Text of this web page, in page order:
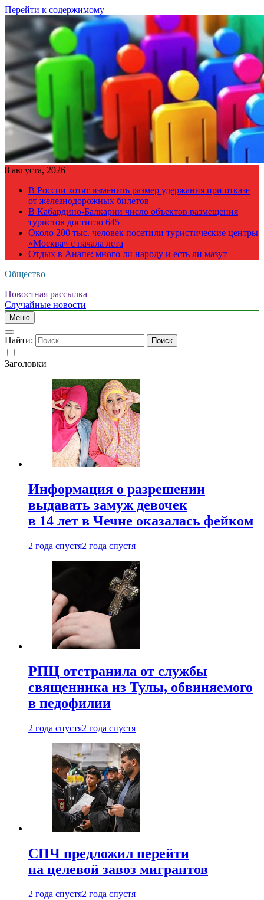
Перейти к содержимому
8 августа, 2026
В России хотят изменить размер удержания при отказе
от железнодорожных билетов
В Кабардино-Балкарии число объектов размещения
туристов достигло 645
Около 200 тыс. человек посетили туристические центры
«Москва» с начала лета
Отдых в Анапе: много ли народу и есть ли мазут
Общество
Новостная рассылка
Случайные новости
Меню
Найти:
Заголовки
Информация о разрешении
выдавать замуж девочек
в 14 лет в Чечне оказалась фейком
2 года спустя2 года спустя
РПЦ отстранила от службы
священника из Тулы, обвиняемого
в педофилии
2 года спустя2 года спустя
СПЧ предложил перейти
на целевой завоз мигрантов
2 года спустя2 года спустя